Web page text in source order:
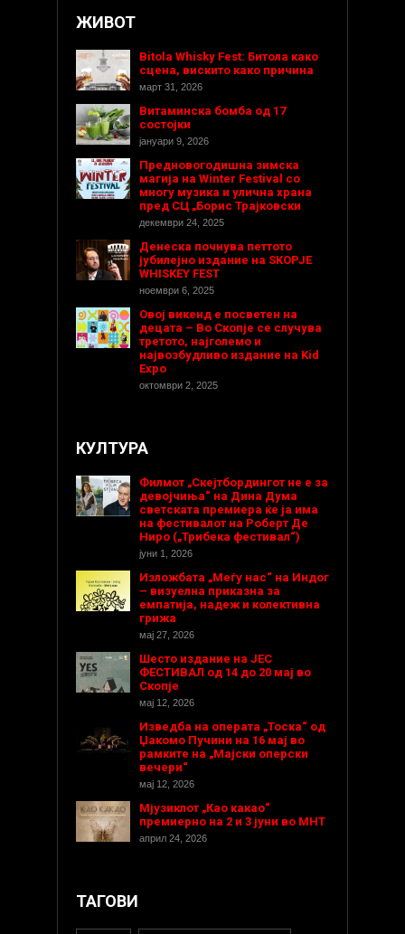
ЖИВОТ
Bitola Whisky Fest: Битола како
сцена, вискито како причина
март 31, 2026
Витаминска бомба од 17
состојки
јануари 9, 2026
Предновогодишнa зимска
магија на Winter Festival со
многу музика и улична храна
пред СЦ „Борис Трајковски
декември 24, 2025
Денеска почнува петтото
јубилејно издание на SKOPJE
WHISKEY FEST
ноември 6, 2025
Овој викенд е посветен на
децата – Во Скопје се случува
третото, најголемо и
највозбудливо издание на Kid
Expo
октомври 2, 2025
КУЛТУРА
Филмот „Скејтбордингот не е за
девојчиња“ на Дина Дума
светската премиера ќе ја има
на фестивалот на Роберт Де
Ниро („Трибека фестивал“)
јуни 1, 2026
Изложбата „Меѓу нас“ на Индог
– визуелна приказна за
емпатија, надеж и колективна
грижа
мај 27, 2026
Шесто издание на ЈЕС
ФЕСТИВАЛ од 14 до 20 мај во
Скопје
мај 12, 2026
Изведба на операта „Тоска“ од
Џакомо Пучини на 16 мај во
рамките на „Мајски оперски
вечери“
мај 12, 2026
Мјузиклот „Као какао“
премиерно на 2 и 3 јуни во МНТ
април 24, 2026
ТАГОВИ